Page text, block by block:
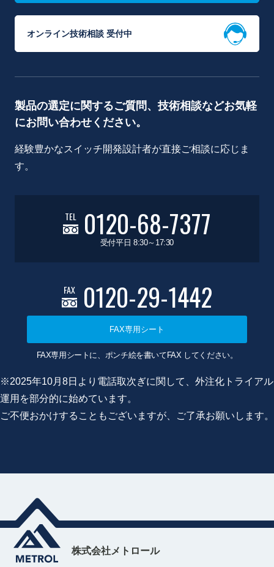
オンライン技術相談 受付中
製品の選定に関するご質問、技術相談などお気軽
にお問い合わせください。
経験豊かなスイッチ開発設計者が直接ご相談に応じま
す。
TEL 0120-68-7377
受付平日 8:30～17:30
FAX 0120-29-1442
FAX専用シート
FAX専用シートに、ポンチ絵を書いてFAX してください。
※2025年10月8日より電話取次ぎに関して、外注化トライアル
運用を部分的に始めています。
ご不便おかけすることもございますが、ご了承お願いします。
株式会社メトロール